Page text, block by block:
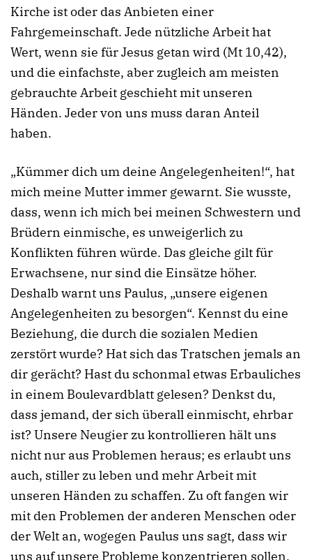
Kirche ist oder das Anbieten einer
Fahrgemeinschaft. Jede nützliche Arbeit hat
Wert, wenn sie für Jesus getan wird (Mt 10,42),
und die einfachste, aber zugleich am meisten
gebrauchte Arbeit geschieht mit unseren
Händen. Jeder von uns muss daran Anteil
haben.
„Kümmer dich um deine Angelegenheiten!“, hat
mich meine Mutter immer gewarnt. Sie wusste,
dass, wenn ich mich bei meinen Schwestern und
Brüdern einmische, es unweigerlich zu
Konflikten führen würde. Das gleiche gilt für
Erwachsene, nur sind die Einsätze höher.
Deshalb warnt uns Paulus, „unsere eigenen
Angelegenheiten zu besorgen“. Kennst du eine
Beziehung, die durch die sozialen Medien
zerstört wurde? Hat sich das Tratschen jemals an
dir gerächt? Hast du schonmal etwas Erbauliches
in einem Boulevardblatt gelesen? Denkst du,
dass jemand, der sich überall einmischt, ehrbar
ist? Unsere Neugier zu kontrollieren hält uns
nicht nur aus Problemen heraus; es erlaubt uns
auch, stiller zu leben und mehr Arbeit mit
unseren Händen zu schaffen. Zu oft fangen wir
mit den Problemen der anderen Menschen oder
der Welt an, wogegen Paulus uns sagt, dass wir
uns auf unsere Probleme konzentrieren sollen.